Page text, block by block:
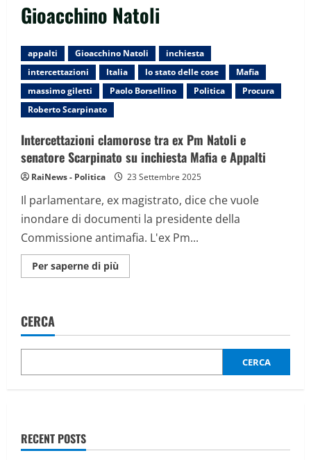
Gioacchino Natoli
appalti Gioacchino Natoli
inchiesta
intercettazioni
Italia lo stato delle cose
Mafia
massimo giletti
Paolo Borsellino Politica
Procura
Roberto Scarpinato
Intercettazioni clamorose tra ex Pm Natoli e
senatore Scarpinato su inchiesta Mafia e Appalti
RaiNews - Politica 23 Settembre 2025
Il parlamentare, ex magistrato, dice che vuole
inondare di documenti la presidente della
Commissione antimafia. L'ex Pm...
Per saperne di più
informazioni
Pm
e
Scarpinato
CERCA
CERCA
RECENT POSTS